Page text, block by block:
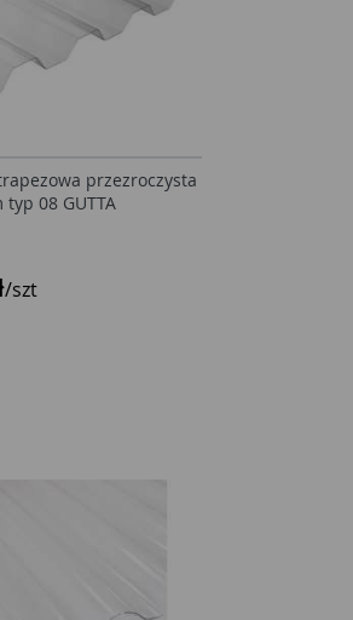
trapezowa przezroczysta
typ 08 GUTTA
/szt